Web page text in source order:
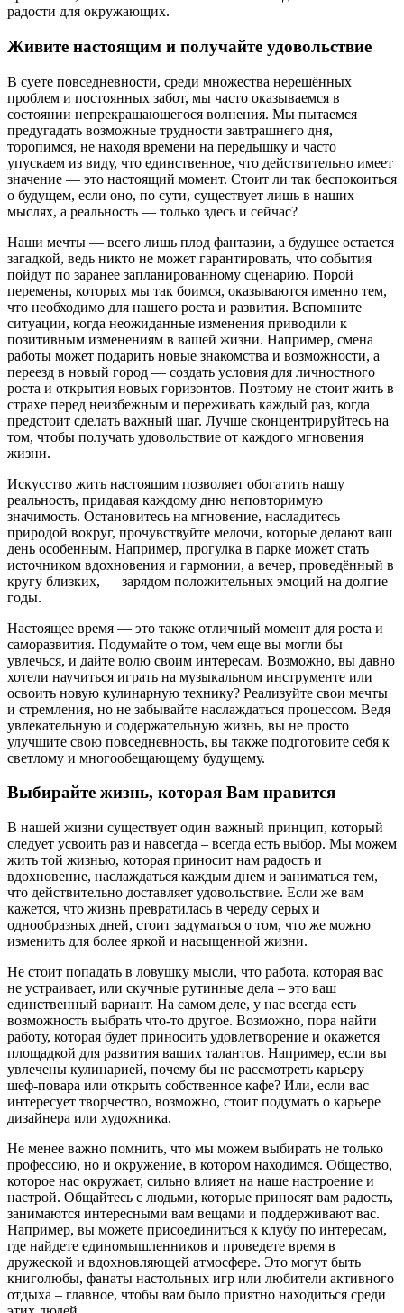
радости для окружающих.
Живите настоящим и получайте удовольствие
В суете повседневности, среди множества нерешённых
проблем и постоянных забот, мы часто оказываемся в
состоянии непрекращающегося волнения. Мы пытаемся
предугадать возможные трудности завтрашнего дня,
торопимся, не находя времени на передышку и часто
упускаем из виду, что единственное, что действительно имеет
значение — это настоящий момент. Стоит ли так беспокоиться
о будущем, если оно, по сути, существует лишь в наших
мыслях, а реальность — только здесь и сейчас?
Наши мечты — всего лишь плод фантазии, а будущее остается
загадкой, ведь никто не может гарантировать, что события
пойдут по заранее запланированному сценарию. Порой
перемены, которых мы так боимся, оказываются именно тем,
что необходимо для нашего роста и развития. Вспомните
ситуации, когда неожиданные изменения приводили к
позитивным изменениям в вашей жизни. Например, смена
работы может подарить новые знакомства и возможности, а
переезд в новый город — создать условия для личностного
роста и открытия новых горизонтов. Поэтому не стоит жить в
страхе перед неизбежным и переживать каждый раз, когда
предстоит сделать важный шаг. Лучше сконцентрируйтесь на
том, чтобы получать удовольствие от каждого мгновения
жизни.
Искусство жить настоящим позволяет обогатить нашу
реальность, придавая каждому дню неповторимую
значимость. Остановитесь на мгновение, насладитесь
природой вокруг, прочувствуйте мелочи, которые делают ваш
день особенным. Например, прогулка в парке может стать
источником вдохновения и гармонии, а вечер, проведённый в
кругу близких, — зарядом положительных эмоций на долгие
годы.
Настоящее время — это также отличный момент для роста и
саморазвития. Подумайте о том, чем еще вы могли бы
увлечься, и дайте волю своим интересам. Возможно, вы давно
хотели научиться играть на музыкальном инструменте или
освоить новую кулинарную технику? Реализуйте свои мечты
и стремления, но не забывайте наслаждаться процессом. Ведя
увлекательную и содержательную жизнь, вы не просто
улучшите свою повседневность, вы также подготовите себя к
светлому и многообещающему будущему.
Выбирайте жизнь, которая Вам нравится
В нашей жизни существует один важный принцип, который
следует усвоить раз и навсегда – всегда есть выбор. Мы можем
жить той жизнью, которая приносит нам радость и
вдохновение, наслаждаться каждым днем и заниматься тем,
что действительно доставляет удовольствие. Если же вам
кажется, что жизнь превратилась в череду серых и
однообразных дней, стоит задуматься о том, что же можно
изменить для более яркой и насыщенной жизни.
Не стоит попадать в ловушку мысли, что работа, которая вас
не устраивает, или скучные рутинные дела – это ваш
единственный вариант. На самом деле, у нас всегда есть
возможность выбрать что-то другое. Возможно, пора найти
работу, которая будет приносить удовлетворение и окажется
площадкой для развития ваших талантов. Например, если вы
увлечены кулинарией, почему бы не рассмотреть карьеру
шеф-повара или открыть собственное кафе? Или, если вас
интересует творчество, возможно, стоит подумать о карьере
дизайнера или художника.
Не менее важно помнить, что мы можем выбирать не только
профессию, но и окружение, в котором находимся. Общество,
которое нас окружает, сильно влияет на наше настроение и
настрой. Общайтесь с людьми, которые приносят вам радость,
занимаются интересными вам вещами и поддерживают вас.
Например, вы можете присоединиться к клубу по интересам,
где найдете единомышленников и проведете время в
дружеской и вдохновляющей атмосфере. Это могут быть
книголюбы, фанаты настольных игр или любители активного
отдыха – главное, чтобы вам было приятно находиться среди